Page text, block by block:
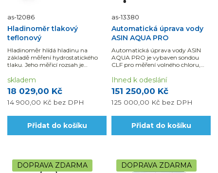
as-12086
Hladinoměr tlakový
teflonový
Hladinoměr hlídá hladinu na
základě měření hydrostatického
tlaku. Jeho měřicí rozsah je
cm.
18 029,00 Kč
14 900,00 Kč bez DPH
skladem
Přidat do košíku
as-13380
Automatická úprava vody
ASIN AQUA PRO
Automatická úprava vody ASIN
AQUA PRO je vybaven sondou
CLF pro měření volného chloru,
volitelně i sondou CLT pro měření
celkového (vázaného) chloru.
151 250,00 Kč
125 000,00 Kč bez DPH
Ihned k odeslání
Přidat do košíku
DOPRAVA ZDARMA DOPRAVA ZDARMA